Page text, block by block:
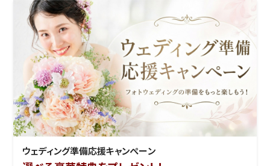
ウェディング準備応援キャンぺーン